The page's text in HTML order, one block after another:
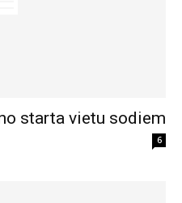
starta vietu sodiem
6